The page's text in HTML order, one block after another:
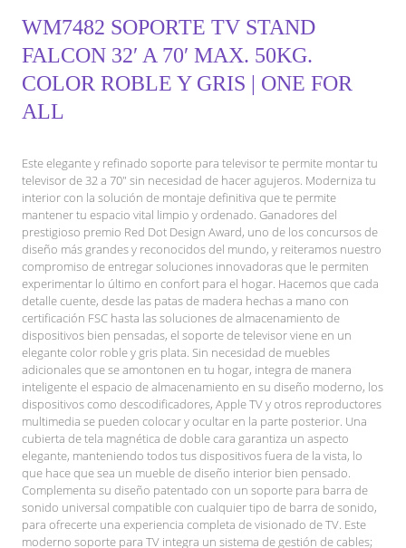
WM7482 SOPORTE TV STAND
FALCON 32′ A 70′ MAX. 50KG.
COLOR ROBLE Y GRIS | ONE FOR
ALL
Este elegante y refinado soporte para televisor te permite montar tu
televisor de 32 a 70″ sin necesidad de hacer agujeros. Moderniza tu
interior con la solución de montaje definitiva que te permite
mantener tu espacio vital limpio y ordenado. Ganadores del
prestigioso premio Red Dot Design Award, uno de los concursos de
diseño más grandes y reconocidos del mundo, y reiteramos nuestro
compromiso de entregar soluciones innovadoras que le permiten
experimentar lo último en confort para el hogar. Hacemos que cada
detalle cuente, desde las patas de madera hechas a mano con
certificación FSC hasta las soluciones de almacenamiento de
dispositivos bien pensadas, el soporte de televisor viene en un
elegante color roble y gris plata. Sin necesidad de muebles
adicionales que se amontonen en tu hogar, integra de manera
inteligente el espacio de almacenamiento en su diseño moderno, los
dispositivos como descodificadores, Apple TV y otros reproductores
multimedia se pueden colocar y ocultar en la parte posterior. Una
cubierta de tela magnética de doble cara garantiza un aspecto
elegante, manteniendo todos tus dispositivos fuera de la vista, lo
que hace que sea un mueble de diseño interior bien pensado.
Complementa su diseño patentado con un soporte para barra de
sonido universal compatible con cualquier tipo de barra de sonido,
para ofrecerte una experiencia completa de visionado de TV. Este
moderno soporte para TV integra un sistema de gestión de cables;